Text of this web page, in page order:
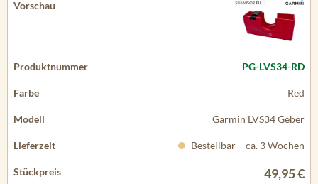
PG-LVS34-RD
Red
Garmin LVS34 Geber
Bestellbar – ca. 3 Wochen
49,95 €